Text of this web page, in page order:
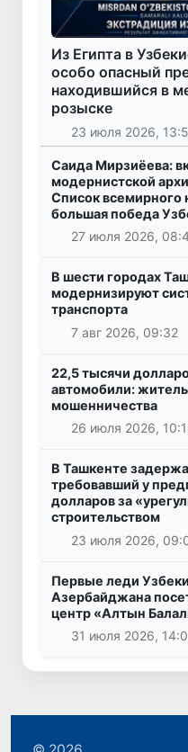
Из Египта в
особо опасный
находившийся в
розыске
23 июля 2026,
Саида Мирзиёева:
модернистской
Список
большая победа
27 июля 2026,
В шести городах
модернизируют
транспорта
7 авг 2026, 09:32
22,5 тысячи
автомобили:
мошенничества
26 июля 2026,
В Ташкенте
требовавший у
долларов за
строительством
23 июля 2026,
Первые леди
Азербайджана
центр «Алтын
31 июля 2026,